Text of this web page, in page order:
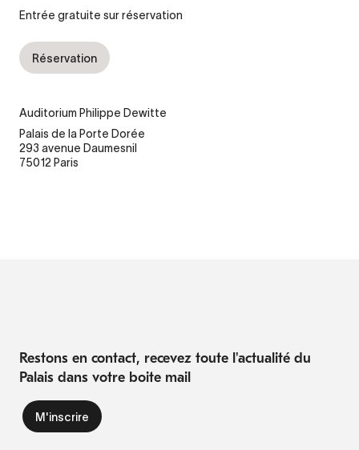
Entrée gratuite sur réservation
Réservation
Auditorium Philippe Dewitte
Palais de la Porte Dorée
293 avenue Daumesnil
75012 Paris
Restons en contact, recevez toute l'actualité du
Palais dans votre boite mail